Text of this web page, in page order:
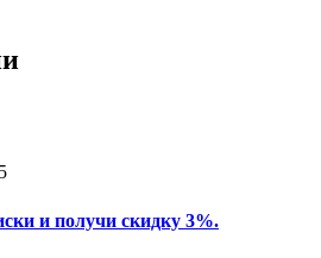
и получи скидку 3%.